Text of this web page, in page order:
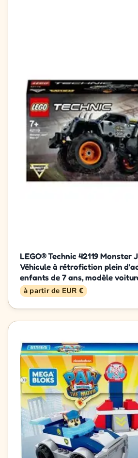
LEGO® Technic 42119 Monster
Véhicule à rétrofiction plein
enfants de 7 ans, modèle
à partir de EUR €